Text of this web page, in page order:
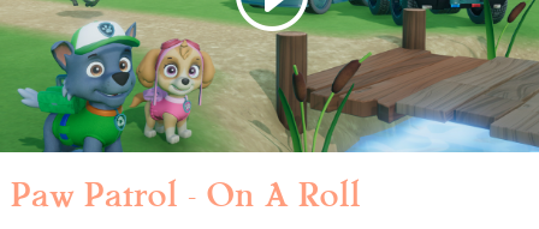
Paw Patrol – On A Roll